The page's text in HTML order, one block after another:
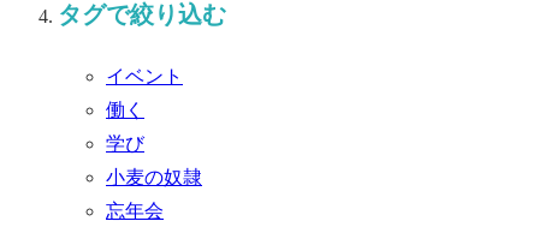
タグで絞り込む
イベント
働く
学び
小麦の奴隷
忘年会